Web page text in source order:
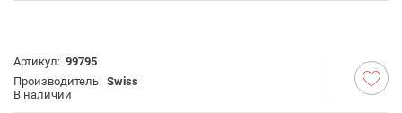
Артикул: 99795
Производитель: Swiss
В наличии